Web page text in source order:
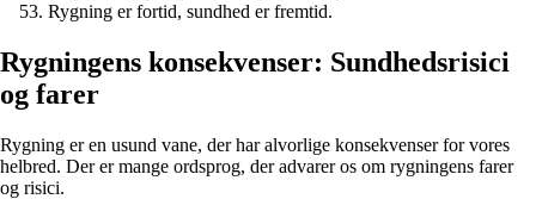
Rygning er fortid, sundhed er fremtid.
Rygningens konsekvenser: Sundhedsrisici
og farer
Rygning er en usund vane, der har alvorlige konsekvenser for vores
helbred. Der er mange ordsprog, der advarer os om rygningens farer
og risici.